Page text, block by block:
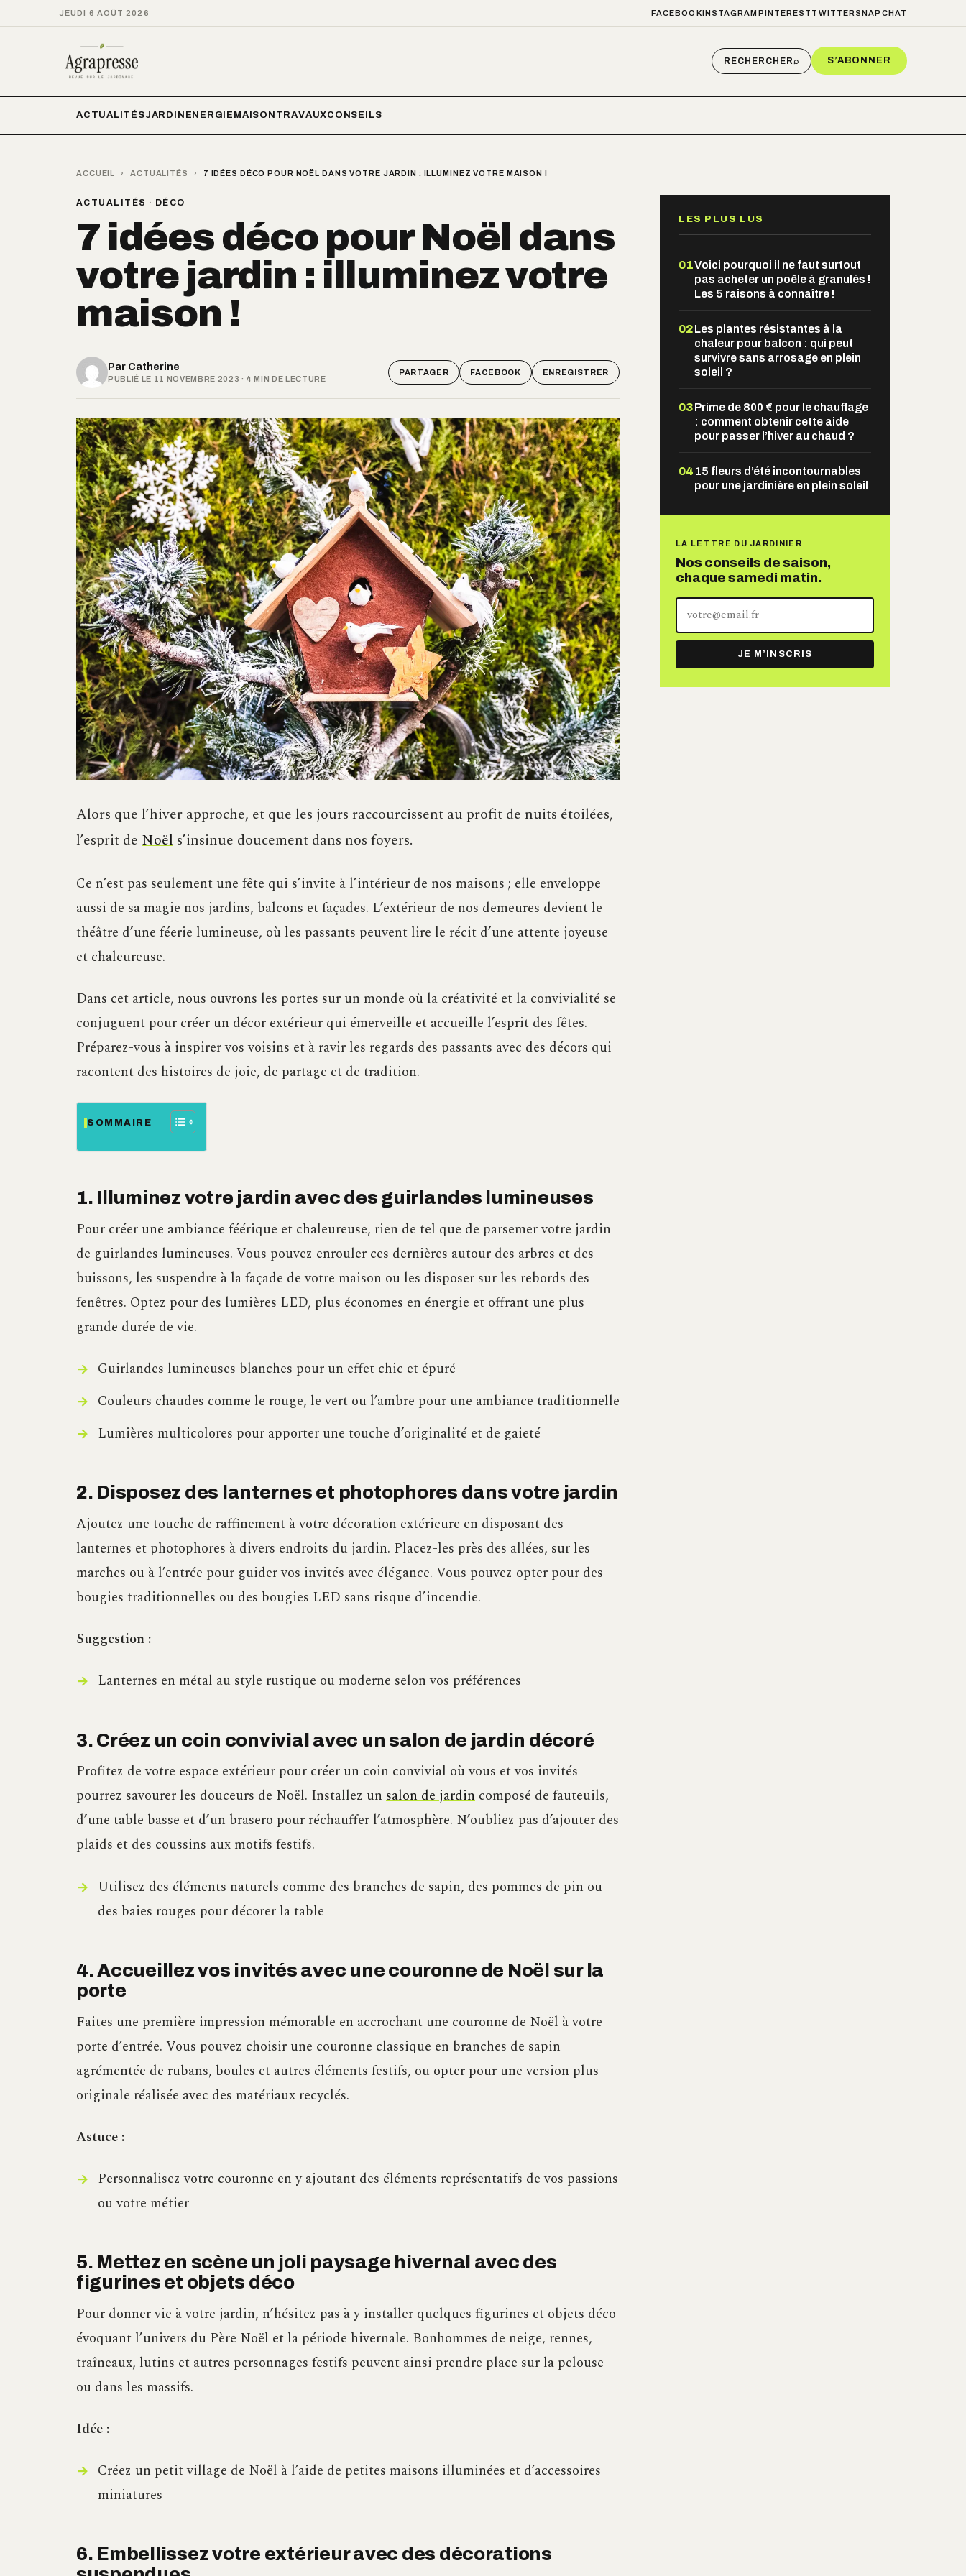
JEUDI 6 AOÛT 2026 FACEBOOKINSTAGRAM PINTEREST TWITTER SNAPCHAT
RECHERCHER⌕ S’ABONNER
ACTUALITÉSJARDIN ENERGIE MAISON TRAVAUXCONSEILS
ACCUEIL › ACTUALITÉS › 7 IDÉES DÉCO POUR NOËL DANS VOTRE JARDIN : ILLUMINEZ VOTRE MAISON !
ACTUALITÉS · DÉCO
7 idées déco pour Noël dans
votre jardin : illuminez votre
maison !
Par Catherine
PUBLIÉ LE 11 NOVEMBRE 2023 · 4 MIN DE LECTURE
PARTAGER FACEBOOK ENREGISTRER
Alors que l’hiver approche, et que les jours raccourcissent au profit de nuits étoilées,
l’esprit de Noël s’insinue doucement dans nos foyers.
Ce n’est pas seulement une fête qui s’invite à l’intérieur de nos maisons ; elle enveloppe
aussi de sa magie nos jardins, balcons et façades. L’extérieur de nos demeures devient le
théâtre d’une féerie lumineuse, où les passants peuvent lire le récit d’une attente joyeuse
et chaleureuse.
Dans cet article, nous ouvrons les portes sur un monde où la créativité et la convivialité se
conjuguent pour créer un décor extérieur qui émerveille et accueille l’esprit des fêtes.
Préparez-vous à inspirer vos voisins et à ravir les regards des passants avec des décors qui
racontent des histoires de joie, de partage et de tradition.
SOMMAIRE
1. Illuminez votre jardin avec des guirlandes lumineuses
Pour créer une ambiance féérique et chaleureuse, rien de tel que de parsemer votre jardin
de guirlandes lumineuses. Vous pouvez enrouler ces dernières autour des arbres et des
buissons, les suspendre à la façade de votre maison ou les disposer sur les rebords des
fenêtres. Optez pour des lumières LED, plus économes en énergie et offrant une plus
grande durée de vie.
Guirlandes lumineuses blanches pour un effet chic et épuré
Couleurs chaudes comme le rouge, le vert ou l’ambre pour une ambiance traditionnelle
Lumières multicolores pour apporter une touche d’originalité et de gaieté
2. Disposez des lanternes et photophores dans votre jardin
Ajoutez une touche de raffinement à votre décoration extérieure en disposant des
lanternes et photophores à divers endroits du jardin. Placez-les près des allées, sur les
marches ou à l’entrée pour guider vos invités avec élégance. Vous pouvez opter pour des
bougies traditionnelles ou des bougies LED sans risque d’incendie.
Suggestion :
Lanternes en métal au style rustique ou moderne selon vos préférences
3. Créez un coin convivial avec un salon de jardin décoré
Profitez de votre espace extérieur pour créer un coin convivial où vous et vos invités
pourrez savourer les douceurs de Noël. Installez un salon de jardin composé de fauteuils,
d’une table basse et d’un brasero pour réchauffer l’atmosphère. N’oubliez pas d’ajouter des
plaids et des coussins aux motifs festifs.
Utilisez des éléments naturels comme des branches de sapin, des pommes de pin ou
des baies rouges pour décorer la table
4. Accueillez vos invités avec une couronne de Noël sur la
porte
Faites une première impression mémorable en accrochant une couronne de Noël à votre
porte d’entrée. Vous pouvez choisir une couronne classique en branches de sapin
agrémentée de rubans, boules et autres éléments festifs, ou opter pour une version plus
originale réalisée avec des matériaux recyclés.
Astuce :
Personnalisez votre couronne en y ajoutant des éléments représentatifs de vos passions
ou votre métier
5. Mettez en scène un joli paysage hivernal avec des
figurines et objets déco
Pour donner vie à votre jardin, n’hésitez pas à y installer quelques figurines et objets déco
évoquant l’univers du Père Noël et la période hivernale. Bonhommes de neige, rennes,
traîneaux, lutins et autres personnages festifs peuvent ainsi prendre place sur la pelouse
ou dans les massifs.
Idée :
Créez un petit village de Noël à l’aide de petites maisons illuminées et d’accessoires
miniatures
6. Embellissez votre extérieur avec des décorations
LES PLUS LUS
01Voici pourquoi il ne faut surtout
pas acheter un poêle à granulés !
Les 5 raisons à connaître !
02Les plantes résistantes à la
chaleur pour balcon : qui peut
survivre sans arrosage en plein
soleil ?
03Prime de 800 € pour le chauffage
: comment obtenir cette aide
pour passer l’hiver au chaud ?
04 15 fleurs d’été incontournables
pour une jardinière en plein soleil
LA LETTRE DU JARDINIER
Nos conseils de saison,
chaque samedi matin.
adresse
mail
JE M’INSCRIS